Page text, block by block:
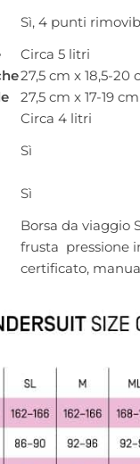
Sì, 4 punti
Circa 5 litri
27,5 cm x 18,5-20
27,5 cm x 17-19
Circa 4 litri
Sì
Sì
Borsa da viaggio
frusta pressione
certificato,